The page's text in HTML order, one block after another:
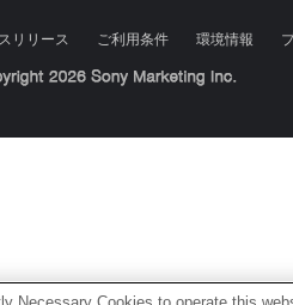
リリース ご利用条件 環境情報
Corporation, Sony Marketing Inc.